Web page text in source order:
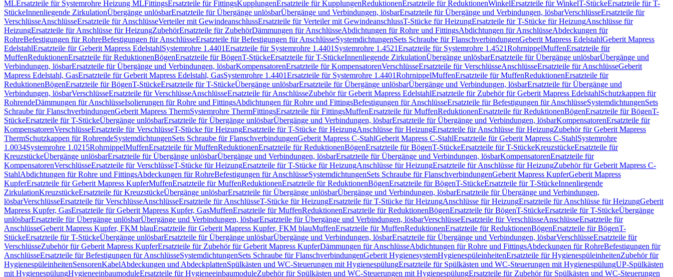
MLErsatzteile für Systemrohre Heizung MLFittingsErsatzteile für FittingsKupplungenErsatzteile für KupplungenReduktionenErsatzteile für ReduktionenWinkelErsatzteile für WinkelT-StückeErsatzteile für T-
StückeInnenliegende ZirkulationÜbergänge unlösbarErsatzteile für Übergänge unlösbarÜbergänge und Verbindungen, lösbarErsatzteile für Übergänge und Verbindungen, lösbarVerschlüsseErsatzteile für
VerschlüsseAnschlüsseErsatzteile für AnschlüsseVerteiler mit GewindeanschlussErsatzteile für Verteiler mit GewindeanschlussT-Stücke für HeizungErsatzteile für T-Stücke für HeizungAnschlüsse für
HeizungErsatzteile für Anschlüsse für HeizungZubehörErsatzteile für ZubehörDämmungen für AnschlüsseAbdichtungen für Rohre und FittingsAbdichtungen für AnschlüsseAbdeckungen für
RohreBefestigungen für RohreBefestigungen für AnschlüsseErsatzteile für Befestigungen für AnschlüsseSystemdichtungenSets Schraube für FlanschverbindungenGeberit Mapress EdelstahlGeberit Mapress
EdelstahlErsatzteile für Geberit Mapress EdelstahlSystemrohre 1.4401Ersatzteile für Systemrohre 1.4401 Systemrohre 1.4521Ersatzteile für Systemrohre 1.4521RohrnippelMuffenErsatzteile für
MuffenReduktionenErsatzteile für ReduktionenBögenErsatzteile für BögenT-StückeErsatzteile für T-StückeInnenliegende ZirkulationÜbergänge unlösbarErsatzteile für Übergänge unlösbarÜbergänge und
Verbindungen, lösbarErsatzteile für Übergänge und Verbindungen, lösbarKompensatorenErsatzteile für KompensatorenVerschlüsseErsatzteile für VerschlüsseAnschlüsseErsatzteile für AnschlüsseGeberit
Mapress Edelstahl, GasErsatzteile für Geberit Mapress Edelstahl, GasSystemrohre 1.4401Ersatzteile für Systemrohre 1.4401RohrnippelMuffenErsatzteile für MuffenReduktionenErsatzteile für
ReduktionenBögenErsatzteile für BögenT-StückeErsatzteile für T-StückeÜbergänge unlösbarErsatzteile für Übergänge unlösbarÜbergänge und Verbindungen, lösbarErsatzteile für Übergänge und
Verbindungen, lösbarVerschlüsseErsatzteile für VerschlüsseAnschlüsseErsatzteile für AnschlüsseZubehör für Geberit Mapress EdelstahlErsatzteile für Zubehör für Geberit Mapress EdelstahlSchutzkappen für
RohrendeDämmungen für AnschlüsseIsolierungen für Rohre und FittingsAbdichtungen für Rohre und FittingsBefestigungen für AnschlüsseErsatzteile für Befestigungen für AnschlüsseSystemdichtungenSets
Schraube für FlanschverbindungenGeberit Mapress ThermSystemrohre ThermFittingsErsatzteile für FittingsMuffenErsatzteile für MuffenReduktionenErsatzteile für ReduktionenBögenErsatzteile für BögenT-
StückeErsatzteile für T-StückeÜbergänge unlösbarErsatzteile für Übergänge unlösbarÜbergänge und Verbindungen, lösbarErsatzteile für Übergänge und Verbindungen, lösbarKompensatorenErsatzteile für
KompensatorenVerschlüsseErsatzteile für VerschlüsseT-Stücke für HeizungErsatzteile für T-Stücke für HeizungAnschlüsse für HeizungErsatzteile für Anschlüsse für HeizungZubehör für Geberit Mapress
ThermSchutzkappen für RohrendeSystemdichtungenSets Schraube für FlanschverbindungenGeberit Mapress C-StahlGeberit Mapress C-StahlErsatzteile für Geberit Mapress C-StahlSystemrohre
1.0034Systemrohre 1.0215RohrnippelMuffenErsatzteile für MuffenReduktionenErsatzteile für ReduktionenBögenErsatzteile für BögenT-StückeErsatzteile für T-StückeKreuzstückeErsatzteile für
KreuzstückeÜbergänge unlösbarErsatzteile für Übergänge unlösbarÜbergänge und Verbindungen, lösbarErsatzteile für Übergänge und Verbindungen, lösbarKompensatorenErsatzteile für
KompensatorenVerschlüsseErsatzteile für VerschlüsseT-Stücke für HeizungErsatzteile für T-Stücke für HeizungAnschlüsse für HeizungErsatzteile für Anschlüsse für HeizungZubehör für Geberit Mapress C-
StahlAbdichtungen für Rohre und FittingsAbdeckungen für RohreBefestigungen für AnschlüsseSystemdichtungenSets Schraube für FlanschverbindungenGeberit Mapress KupferGeberit Mapress
KupferErsatzteile für Geberit Mapress KupferMuffenErsatzteile für MuffenReduktionenErsatzteile für ReduktionenBögenErsatzteile für BögenT-StückeErsatzteile für T-StückeInnenliegende
ZirkulationKreuzstückeErsatzteile für KreuzstückeÜbergänge unlösbarErsatzteile für Übergänge unlösbarÜbergänge und Verbindungen, lösbarErsatzteile für Übergänge und Verbindungen,
lösbarVerschlüsseErsatzteile für VerschlüsseAnschlüsseErsatzteile für AnschlüsseT-Stücke für HeizungErsatzteile für T-Stücke für HeizungAnschlüsse für HeizungErsatzteile für Anschlüsse für HeizungGeberit
Mapress Kupfer, GasErsatzteile für Geberit Mapress Kupfer, GasMuffenErsatzteile für MuffenReduktionenErsatzteile für ReduktionenBögenErsatzteile für BögenT-StückeErsatzteile für T-StückeÜbergänge
unlösbarErsatzteile für Übergänge unlösbarÜbergänge und Verbindungen, lösbarErsatzteile für Übergänge und Verbindungen, lösbarVerschlüsseErsatzteile für VerschlüsseAnschlüsseErsatzteile für
AnschlüsseGeberit Mapress Kupfer, FKM blauErsatzteile für Geberit Mapress Kupfer, FKM blauMuffenErsatzteile für MuffenReduktionenErsatzteile für ReduktionenBögenErsatzteile für BögenT-
StückeErsatzteile für T-StückeÜbergänge unlösbarErsatzteile für Übergänge unlösbarÜbergänge und Verbindungen, lösbarErsatzteile für Übergänge und Verbindungen, lösbarVerschlüsseErsatzteile für
VerschlüsseZubehör für Geberit Mapress KupferErsatzteile für Zubehör für Geberit Mapress KupferDämmungen für AnschlüsseAbdichtungen für Rohre und FittingsAbdeckungen für RohreBefestigungen für
AnschlüsseErsatzteile für Befestigungen für AnschlüsseSystemdichtungenSets Schraube für FlanschverbindungenGeberit HygienesystemHygienespüleinheitenErsatzteile für HygienespüleinheitenZubehör für
HygienespüleinheitenSensorenKabelAbdeckungen und AbdeckplattenSpülkästen und WC-Steuerungen mit HygienespülungErsatzteile für Spülkästen und WC-Steuerungen mit HygienespülungUP-Spülkästen
mit HygienespülungHygieneeinbaumoduleErsatzteile für HygieneeinbaumoduleZubehör für Spülkästen und WC-Steuerungen mit HygienespülungErsatzteile für Zubehör für Spülkästen und WC-Steuerungen